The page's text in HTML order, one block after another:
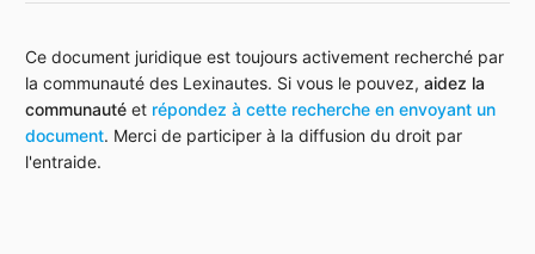
Ce document juridique est toujours activement recherché par
la communauté des Lexinautes. Si vous le pouvez, aidez la
communauté et répondez à cette recherche en envoyant un
document. Merci de participer à la diffusion du droit par
l'entraide.